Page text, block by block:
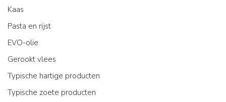
Kaas
Pasta en rijst
EVO-olie
Gerookt vlees
Typische hartige producten
Typische zoete producten